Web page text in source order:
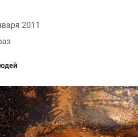
2011